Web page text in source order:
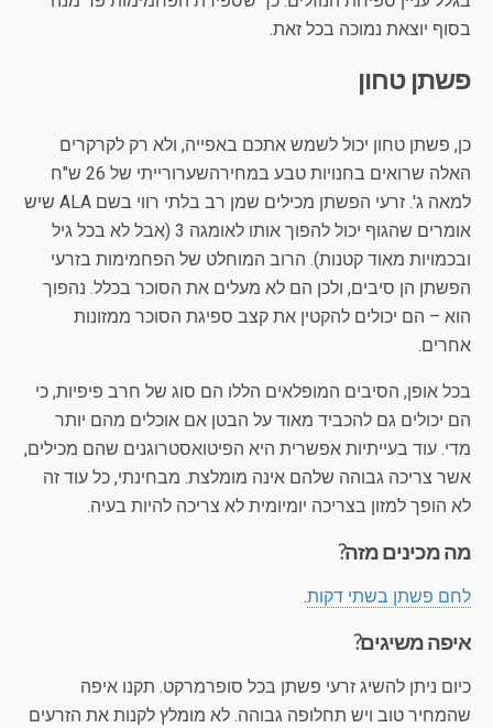
בסוף יוצאת נמוכה בכל זאת.
פשתן טחון
כן, פשתן טחון יכול לשמש אתכם באפייה, ולא רק לקרקרים
האלה שרואים בחנויות טבע במחירהשערורייתי של 26 ש"ח
למאה ג'. זרעי הפשתן מכילים שמן רב בלתי רווי בשם ALA שיש
אומרים שהגוף יכול להפוך אותו לאומגה 3 (אבל לא בכל גיל
ובכמויות מאוד קטנות). הרוב המוחלט של הפחמימות בזרעי
הפשתן הן סיבים, ולכן הם לא מעלים את הסוכר בכלל. נהפוך
הוא – הם יכולים להקטין את קצב ספיגת הסוכר ממזונות
אחרים.
בכל אופן, הסיבים המופלאים הללו הם סוג של חרב פיפיות, כי
הם יכולים גם להכביד מאוד על הבטן אם אוכלים מהם יותר
מדי. עוד בעייתיות אפשרית היא הפיטואסטרוגנים שהם מכילים,
אשר צריכה גבוהה שלהם אינה מומלצת. מבחינתי, כל עוד זה
לא הופך למזון בצריכה יומיומית לא צריכה להיות בעיה.
מה מכינים מזה?
לחם פשתן בשתי דקות.
איפה משיגים?
כיום ניתן להשיג זרעי פשתן בכל סופרמרקט. תקנו איפה
שהמחיר טוב ויש תחלופה גבוהה. לא מומלץ לקנות את הזרעים